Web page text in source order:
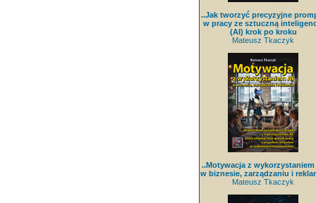
..Jak tworzyć precyzyjne
w pracy ze sztuczną
(AI) krok po kroku
Mateusz Tkaczyk
..Motywacja z wykorzystaniem
w biznesie, zarządzaniu i
Mateusz Tkaczyk